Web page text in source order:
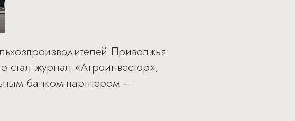
Приволжья
стал журнал «Агроинвестор»,
банком-партнером –